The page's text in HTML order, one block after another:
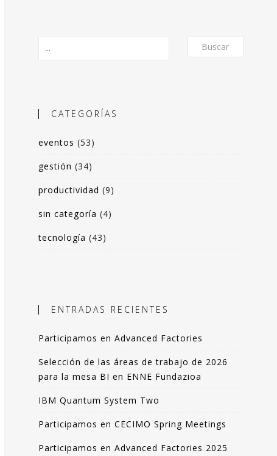
ofrecer un formato de micro-posts que
mis experiencias en torno a la
de datos. Desde herramientas de apoyo
de decisiones, hasta sistemas de
para optimización de procesos
el objetivo es incorporar
objetiva basada en datos como
la toma de decisiones.
blog comparto esas experiencias,
de forma resumida pero clara. La
de artículos los podrás leer en 3-4
lo disfrutes tanto como yo.
Sáenz -
Buscar
CATEGORÍAS
eventos (53)
gestión (34)
productividad (9)
sin categoría (4)
tecnología (43)
ENTRADAS RECIENTES
Participamos en Advanced Factories
Selección de las áreas de trabajo de 2026
para la mesa BI en ENNE Fundazioa
IBM Quantum System Two
Participamos en CECIMO Spring Meetings
Participamos en Advanced Factories 2025